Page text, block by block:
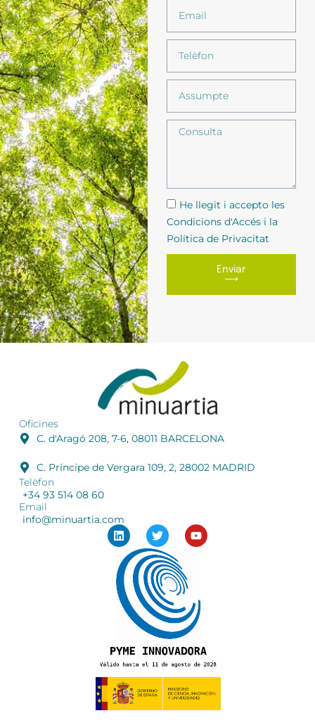
He llegit i accepto les
Condicions d'Accés i la
Política de Privacitat
Enviar
⟶
Oficines
C. d'Aragó 208, 7-6, 08011 BARCELONA
C. Príncipe de Vergara 109, 2, 28002 MADRID
Telèfon
+34 93 514 08 60
Email
info@minuartia.com